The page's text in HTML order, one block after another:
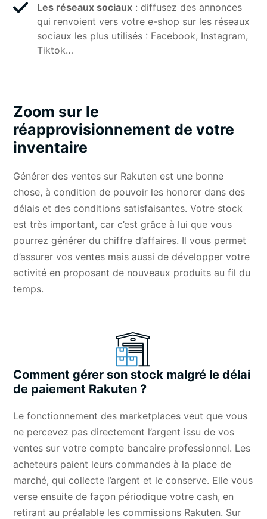
Les réseaux sociaux : diffusez des annonces
qui renvoient vers votre e-shop sur les réseaux
sociaux les plus utilisés : Facebook, Instagram,
Tiktok…
Zoom sur le
réapprovisionnement de votre
inventaire
Générer des ventes sur Rakuten est une bonne
chose, à condition de pouvoir les honorer dans des
délais et des conditions satisfaisantes. Votre stock
est très important, car c’est grâce à lui que vous
pourrez générer du chiffre d’affaires. Il vous permet
d’assurer vos ventes mais aussi de développer votre
activité en proposant de nouveaux produits au fil du
temps.
Comment gérer son stock malgré le délai
de paiement Rakuten ?
Le fonctionnement des marketplaces veut que vous
ne percevez pas directement l’argent issu de vos
ventes sur votre compte bancaire professionnel. Les
acheteurs paient leurs commandes à la place de
marché, qui collecte l’argent et le conserve. Elle vous
verse ensuite de façon périodique votre cash, en
retirant au préalable les commissions Rakuten. Sur